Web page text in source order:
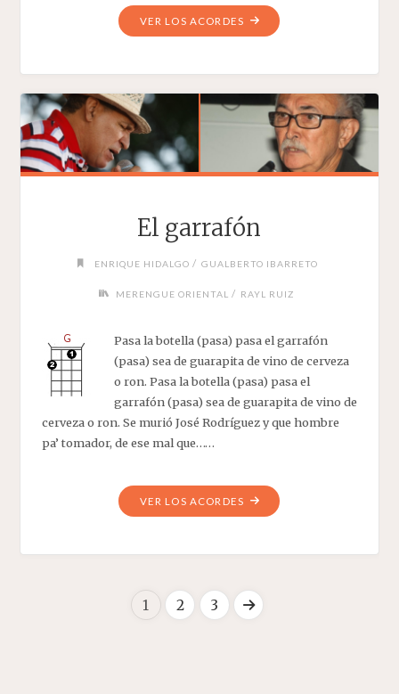
VER LOS ACORDES"EL
El garrafón
ENRIQUE HIDALGO / GUALBERTO IBARRETO
MERENGUE ORIENTAL / RAYL RUIZ
Pasa la botella (pasa) pasa el garrafón
(pasa) sea de guarapita de vino de cerveza
o ron. Pasa la botella (pasa) pasa el
garrafón (pasa) sea de guarapita de vino de
cerveza o ron. Se murió José Rodríguez y que hombre
pa’ tomador, de ese mal que……
VER LOS ACORDES"EL
GARRAFÓN"
1 2 3